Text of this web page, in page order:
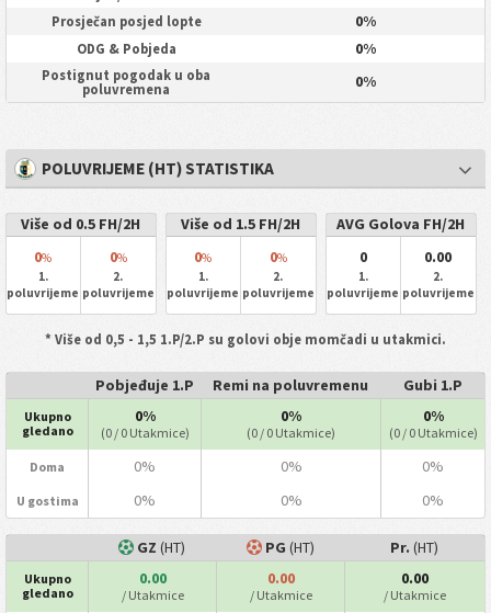
Prosječan posjed lopte 0%
ODG & Pobjeda 0%
Postignut pogodak u oba
poluvremena
0%
POLUVRIJEME (HT) STATISTIKA
Više od 0.5 FH/2H
0%
1.
poluvrijeme
0%
2.
poluvrijeme
Više od 1.5 FH/2H
0%
1.
poluvrijeme
0%
2.
poluvrijeme
AVG Golova FH/2H
0
1.
poluvrijeme
0.00
2.
poluvrijeme
* Više od 0,5 - 1,5 1.P/2.P su golovi obje momčadi u utakmici.
Pobjeđuje 1.P Remi na poluvremenu Gubi 1.P
Ukupno
gledano
0%
(0 / 0 Utakmice)
0%
(0 / 0 Utakmice)
0%
(0 / 0 Utakmice)
Doma 0% 0% 0%
U gostima 0% 0% 0%
GZ (HT) PG (HT) Pr. (HT)
Ukupno
gledano
0.00
/ Utakmice
0.00
/ Utakmice
0.00
/ Utakmice